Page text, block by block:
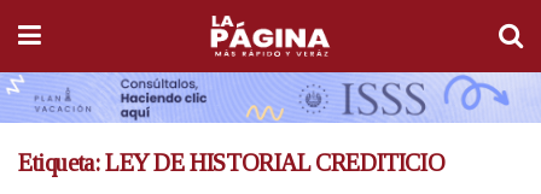
Etiqueta:LEY DE HISTORIAL CREDITICIO